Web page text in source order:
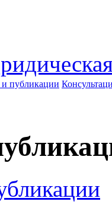
публикации